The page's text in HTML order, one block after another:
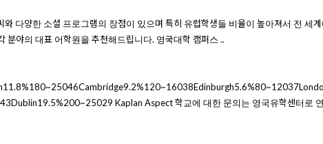
다양한 소셜 프로그램의 장점이 있으며 특히 유럽학생들 비율이 높아져서 전 세
야의 대표 어학원을 추천해드립니다. 영국대학 캠퍼스 ..
Kaplan Aspect 학교에 대한 문의는 영국유학센터로